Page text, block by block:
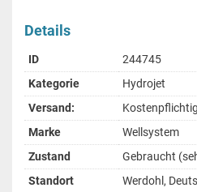
Details
ID
244745
Kategorie
Hydrojet
Versand:
Kostenpflichtig
Marke
Wellsystem
Zustand
Gebraucht
Standort
Werdohl,